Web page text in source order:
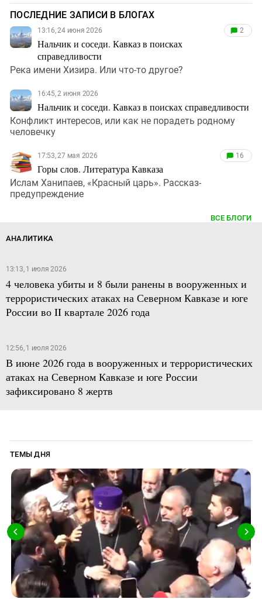
ПОСЛЕДНИЕ ЗАПИСИ В БЛОГАХ
13:16, 24 июня 2026
Нальчик и соседи. Кавказ в поисках
справедливости
2
Река имени Хизира. Или что-то другое?
16:45, 2 июня 2026
Нальчик и соседи. Кавказ в поисках справедливости
Конфликт интересов, или как не порадеть родному
человечку
17:53, 27 мая 2026
Горы слов. Литература Кавказа
16
Ислам Ханипаев, «Красный царь». Рассказ-
предупреждение
ВСЕ БЛОГИ
АНАЛИТИКА
13:13, 1 июля 2026
4 человека убиты и 8 были ранены в вооруженных и
террористических атаках на Северном Кавказе и юге
России во II квартале 2026 года
12:56, 1 июля 2026
В июне 2026 года в вооруженных и террористических
атаках на Северном Кавказе и юге России
зафиксировано 8 жертв
ТЕМЫ ДНЯ